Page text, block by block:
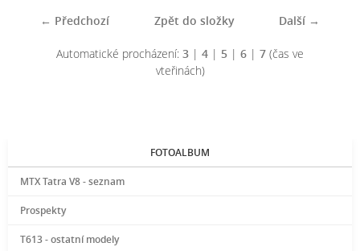
← Předchozí Další →
Zpět do složky
Automatické procházení: 3 | 4 | 5 | 6 | 7 (čas ve
vteřinách)
FOTOALBUM
MTX Tatra V8 - seznam
Prospekty
T613 - ostatní modely